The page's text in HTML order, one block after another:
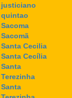
justiciano
quintao
Sacoma
Sacomã
Santa Cecilia
Santa Cecília
Santa
Terezinha
Santa